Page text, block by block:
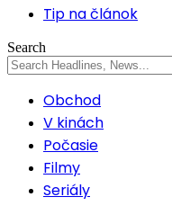
Tip na článok
Search
Obchod
V kinách
Počasie
Filmy
Seriály